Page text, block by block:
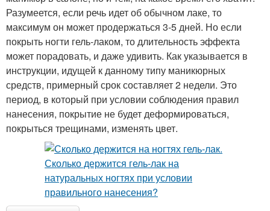
Разумеется, если речь идет об обычном лаке, то
максимум он может продержаться 3-5 дней. Но если
покрыть ногти гель-лаком, то длительность эффекта
может порадовать, и даже удивить. Как указывается в
инструкции, идущей к данному типу маникюрных
средств, примерный срок составляет 2 недели. Это
период, в который при условии соблюдения правил
нанесения, покрытие не будет деформироваться,
покрыться трещинами, изменять цвет.